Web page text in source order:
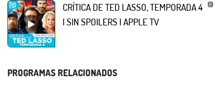
CRÍTICA DE TED LASSO, TEMPORADA 4
| SIN SPOILERS | APPLE TV
PROGRAMAS RELACIONADOS